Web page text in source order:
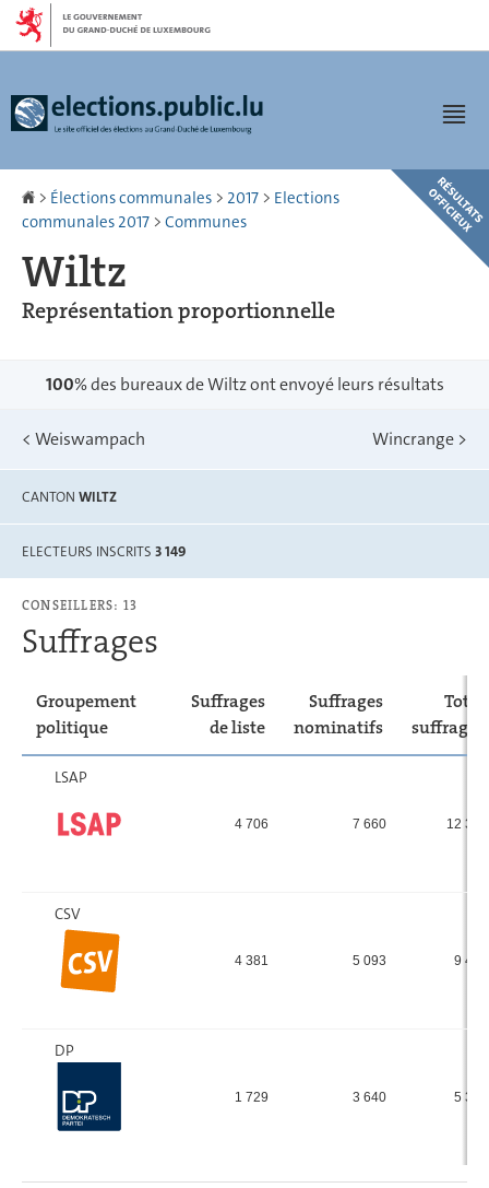
Aller
navigation
Aller
Accueil
> Élections communales > 2017 > Elections
communales 2017 > Communes
Wiltz
Représentation proportionnelle
100% des bureaux de Wiltz ont envoyé leurs résultats
< Weiswampach Wincrange >
CANTON WILTZ
ELECTEURS INSCRITS 3 149
CONSEILLERS: 13
Suffrages
Groupement
politique
Suffrages
de liste
Suffrages
nominatifs
Total
suffrages
LSAP
4 706 7 660 12 366
CSV
4 381 5 093 9 474
DP
1 729 3 640 5 369